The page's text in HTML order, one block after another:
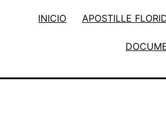
INICIO APOSTILLE